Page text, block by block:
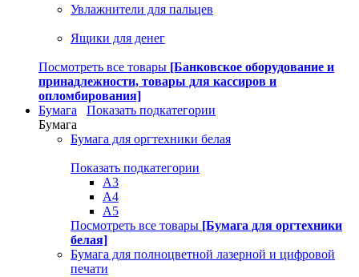
Увлажнители для пальцев
Ящики для денег
Посмотреть все товары [Банковское оборудование и
принадлежности, товары для кассиров и
опломбирования]
Бумага
Показать подкатегории
Бумага
Бумага для оргтехники белая
Показать подкатегории
A3
A4
A5
Посмотреть все товары [Бумага для оргтехники
белая]
Бумага для полноцветной лазерной и цифровой
печати